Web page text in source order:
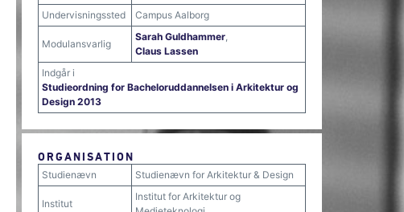
Undervisningssted Campus Aalborg
Modulansvarlig
Sarah Guldhammer,
Claus Lassen
Indgår i
Studieordning for Bacheloruddannelsen i Arkitektur og
Design 2013
ORGANISATION
Studienævn Studienævn for Arkitektur & Design
Institut
Institut for Arkitektur og